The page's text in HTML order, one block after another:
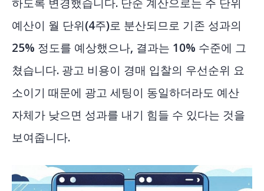
예산이 월 단위(4주)로 분산되므로 기존 성과의
25% 정도를 예상했으나, 결과는 10% 수준에 그
쳤습니다. 광고 비용이 경매 입찰의 우선순위 요
소이기 때문에 광고 세팅이 동일하더라도 예산
자체가 낮으면 성과를 내기 힘들 수 있다는 것을
보여줍니다.